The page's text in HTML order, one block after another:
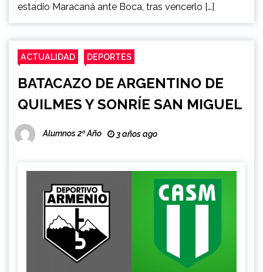
estadio Maracaná ante Boca, tras vencerlo […]
ACTUALIDAD DEPORTES
BATACAZO DE ARGENTINO DE
QUILMES Y SONRÍE SAN MIGUEL
Alumnos 2º Año 3 años ago